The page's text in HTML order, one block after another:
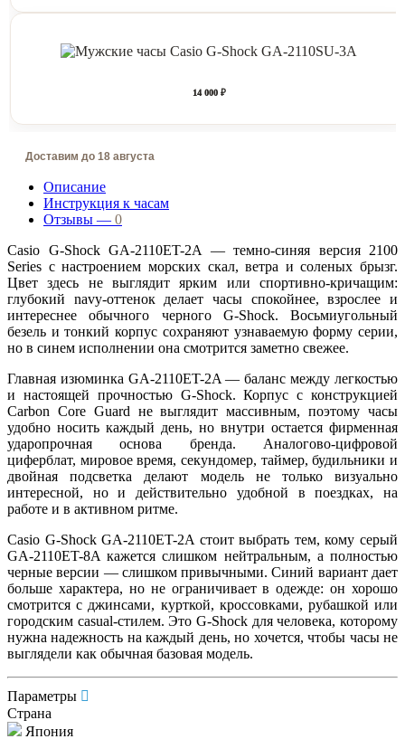
14 000 ₽
Доставим до 18 августа
Описание
Инструкция к часам
Отзывы — 0
Casio G-Shock GA-2110ET-2A — темно-синяя версия 2100
Series с настроением морских скал, ветра и соленых брызг.
Цвет здесь не выглядит ярким или спортивно-кричащим:
глубокий navy-оттенок делает часы спокойнее, взрослее и
интереснее обычного черного G-Shock. Восьмиугольный
безель и тонкий корпус сохраняют узнаваемую форму серии,
но в синем исполнении она смотрится заметно свежее.
Главная изюминка GA-2110ET-2A — баланс между легкостью
и настоящей прочностью G-Shock. Корпус с конструкцией
Carbon Core Guard не выглядит массивным, поэтому часы
удобно носить каждый день, но внутри остается фирменная
ударопрочная основа бренда. Аналогово-цифровой
циферблат, мировое время, секундомер, таймер, будильники и
двойная подсветка делают модель не только визуально
интересной, но и действительно удобной в поездках, на
работе и в активном ритме.
Casio G-Shock GA-2110ET-2A стоит выбрать тем, кому серый
GA-2110ET-8A кажется слишком нейтральным, а полностью
черные версии — слишком привычными. Синий вариант дает
больше характера, но не ограничивает в одежде: он хорошо
смотрится с джинсами, курткой, кроссовками, рубашкой или
городским casual-стилем. Это G-Shock для человека, которому
нужна надежность на каждый день, но хочется, чтобы часы не
выглядели как обычная базовая модель.
Параметры
Страна
Япония